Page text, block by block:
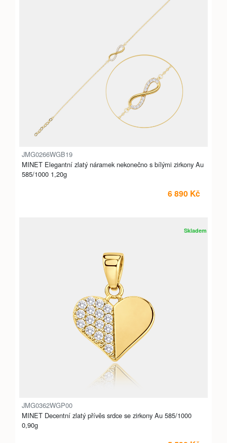
JMG0266WGB19
MINET Elegantní zlatý náramek nekonečno s bílými zirkony Au
585/1000 1,20g
6 890 Kč
Skladem
JMG0362WGP00
MINET Decentní zlatý přívěs srdce se zirkony Au 585/1000
0,90g